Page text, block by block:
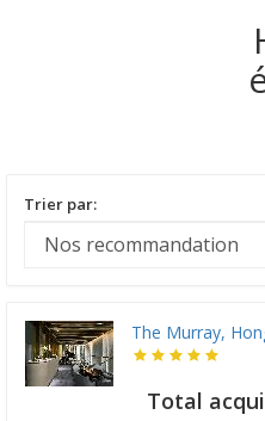
Trier par:
The Murray,
Total